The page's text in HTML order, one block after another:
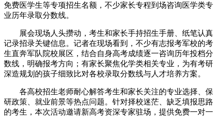
免费医学生等专项招生名额，不少家长专程到场咨询医学类专
业历年录取分数线。
展会现场人头攒动，考生和家长手持招生手册、纸笔认真
记录招录关键信息。记者在现场看到，不少有志报考军校的考
生直奔军队院校展区，结合自身高考成绩逐一咨询历年投档分
数线，明确报考方向；有家长聚焦化学类相关专业，为有考研
深造规划的孩子细致比对各校录取分数线与人才培养方案。
各高校招生老师耐心解答考生和家长关注的专业选择、保
研政策、就业前景等热点问题。针对择校迷茫、缺乏填报思路
的考生，本次活动邀请新高考资深专家驻场，提供免费一对一